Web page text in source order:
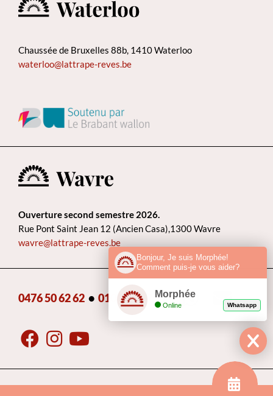
Chaussée de Bruxelles 88b, 1410 Waterloo
waterloo@lattrape-reves.be
Ouverture second semestre 2026.
Rue Pont Saint Jean 12 (Ancien Casa),1300 Wavre
wavre@lattrape-reves.be
0476 50 62 62 • 010 22 85 75•
Bonjour, Je suis Morphée!
Comment puis-je vous aider?
Morphée
Online Whatsapp